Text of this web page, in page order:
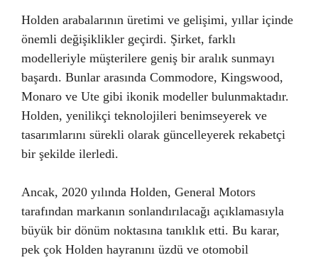
Holden arabalarının üretimi ve gelişimi, yıllar içinde
önemli değişiklikler geçirdi. Şirket, farklı
modelleriyle müşterilere geniş bir aralık sunmayı
başardı. Bunlar arasında Commodore, Kingswood,
Monaro ve Ute gibi ikonik modeller bulunmaktadır.
Holden, yenilikçi teknolojileri benimseyerek ve
tasarımlarını sürekli olarak güncelleyerek rekabetçi
bir şekilde ilerledi.
Ancak, 2020 yılında Holden, General Motors
tarafından markanın sonlandırılacağı açıklamasıyla
büyük bir dönüm noktasına tanıklık etti. Bu karar,
pek çok Holden hayranını üzdü ve otomobil